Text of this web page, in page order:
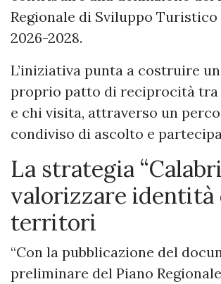
Regionale di Sviluppo
2026-2028.
L’iniziativa punta a costruire
proprio patto di reciprocità tra
e chi visita, attraverso un
condiviso di ascolto e
La strategia
valorizzare identità
territori
“Con la pubblicazione del
preliminare del Piano